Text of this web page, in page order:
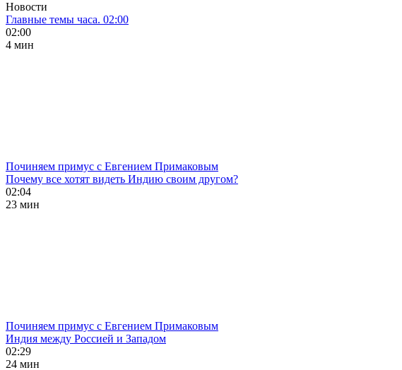
Новости
Главные темы часа. 02:00
02:00
4 мин
Починяем примус с Евгением Примаковым
Почему все хотят видеть Индию своим другом?
02:04
23 мин
Починяем примус с Евгением Примаковым
Индия между Россией и Западом
02:29
24 мин